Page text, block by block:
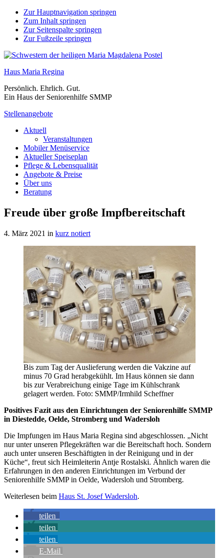
Zur Hauptnavigation springen
Zum Inhalt springen
Zur Seitenspalte springen
Zur Fußzeile springen
Haus Maria Regina
Persönlich. Ehrlich. Gut.
Ein Haus der Seniorenhilfe SMMP
Stellenangebote
Aktuell
Veranstaltungen
Mobiler Menüservice
Aktueller Speiseplan
Pflege & Lebensqualität
Angebote & Preise
Über uns
Beratung
Freude über große Impfbereitschaft
4. März 2021 in kurz notiert
Bis zum Tag der Auslieferung werden die Vakzine auf
minus 70 Grad herabgekühlt. Im Haus können sie dann
bis zur Verabreichung einige Tage im Kühlschrank
gelagert werden. Foto: SMMP/Irmhild Scheffner
Positives Fazit aus den Einrichtungen der Seniorenhilfe SMMP
in Diestedde, Oelde, Stromberg und Wadersloh
Die Impfungen im Haus Maria Regina sind abgeschlossen. „Nicht
nur unter unseren Pflegekräften war die Bereitschaft hoch. Sondern
auch unter unseren Beschäftigten in der Reinigung und in der
Küche“, freut sich Heimleiterin Antje Rostalski. Ähnlich waren die
Erfahrungen in den anderen Einrichtungen im Verbund der
Seniorenhilfe SMMP in Oelde, Wadersloh und Stromberg.
Weiterlesen beim Haus St. Josef Wadersloh.
teilen
teilen
teilen
E-Mail